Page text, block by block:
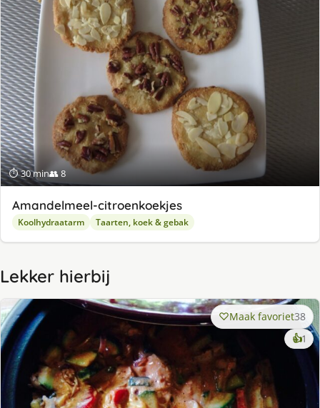
⏱ 30 min👥 8
Amandelmeel-citroenkoekjes
Koolhydraatarm Taarten, koek & gebak
Lekker hierbij
Maak favoriet38
👍1